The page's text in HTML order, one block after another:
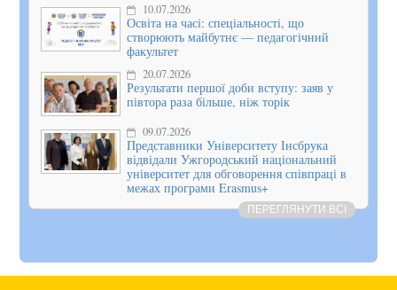
10.07.2026
Освіта на часі: спеціальності, що
створюють майбутнє — педагогічний
факультет
20.07.2026
Результати першої доби вступу: заяв у
півтора раза більше, ніж торік
09.07.2026
Представники Університету Інсбрука
відвідали Ужгородський національний
університет для обговорення співпраці в
межах програми Erasmus+
ПЕРЕГЛЯНУТИ ВСІ